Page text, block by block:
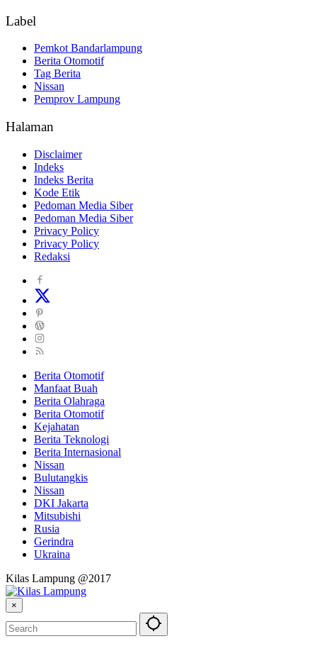
Label
Pemkot Bandarlampung
Berita Otomotif
Tag Berita
Nissan
Pemprov Lampung
Halaman
Disclaimer
Indeks
Indeks Berita
Kode Etik
Pedoman Media Siber
Pedoman Media Siber
Privacy Policy
Privacy Policy
Redaksi
Berita Otomotif
Manfaat Buah
Berita Olahraga
Berita Otomotif
Kejahatan
Berita Teknologi
Berita Internasional
Nissan
Bulutangkis
Nissan
DKI Jakarta
Mitsubishi
Rusia
Gerindra
Ukraina
Kilas Lampung @2017
×